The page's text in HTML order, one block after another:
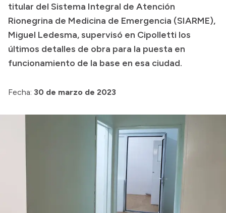
Accesos directos
SIU GUARANÍ
SECUNDARIO
TECNICATURAS
titular del Sistema Integral de Atención
Rionegrina de Medicina de Emergencia (SIARME),
Miguel Ledesma, supervisó en Cipolletti los
últimos detalles de obra para la puesta en
funcionamiento de la base en esa ciudad.
Fecha: 30 de marzo de 2023